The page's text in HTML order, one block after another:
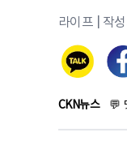
라이프 | 작
CKN뉴스 💬